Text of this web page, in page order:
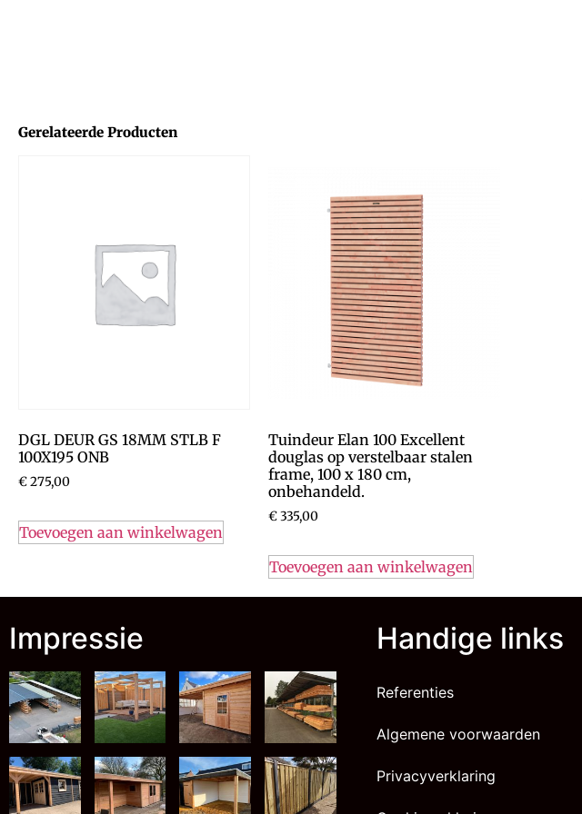
Gerelateerde Producten
DGL DEUR GS 18MM STLB F
100X195 ONB
€275,00
Toevoegen aan winkelwagen
Tuindeur Elan 100 Excellent
douglas op verstelbaar stalen
frame, 100 x 180 cm,
onbehandeld.
€335,00
Toevoegen aan winkelwagen
Impressie Handige links
Referenties
Algemene voorwaarden
Privacyverklaring